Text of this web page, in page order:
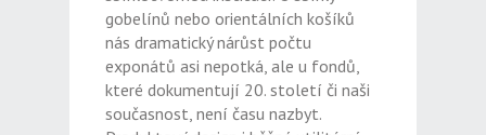
gobelínů nebo orientálních košíků
nás dramatický nárůst počtu
exponátů asi nepotká, ale u fondů,
které dokumentují 20. století či naši
současnost, není času nazbyt.